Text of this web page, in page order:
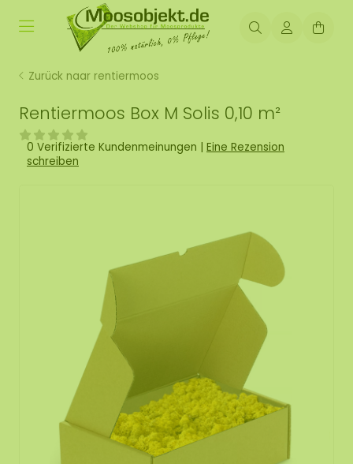
Zurück naar rentiermoos
Rentiermoos Box M Solis 0,10 m²
0 Verifizierte Kundenmeinungen | Eine Rezension
schreiben